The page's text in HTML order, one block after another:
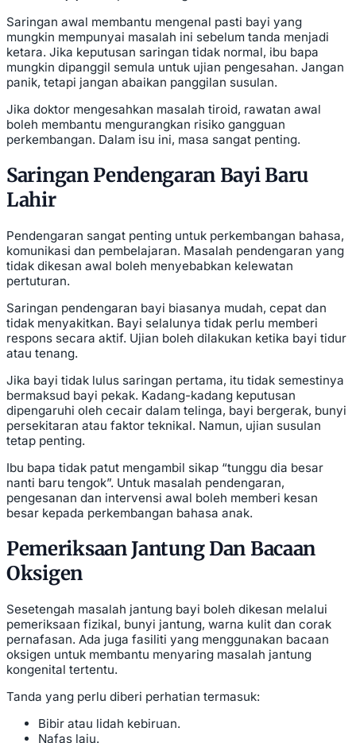
Saringan awal membantu mengenal pasti bayi yang
mungkin mempunyai masalah ini sebelum tanda menjadi
ketara. Jika keputusan saringan tidak normal, ibu bapa
mungkin dipanggil semula untuk ujian pengesahan. Jangan
panik, tetapi jangan abaikan panggilan susulan.
Jika doktor mengesahkan masalah tiroid, rawatan awal
boleh membantu mengurangkan risiko gangguan
perkembangan. Dalam isu ini, masa sangat penting.
Saringan Pendengaran Bayi Baru
Lahir
Pendengaran sangat penting untuk perkembangan bahasa,
komunikasi dan pembelajaran. Masalah pendengaran yang
tidak dikesan awal boleh menyebabkan kelewatan
pertuturan.
Saringan pendengaran bayi biasanya mudah, cepat dan
tidak menyakitkan. Bayi selalunya tidak perlu memberi
respons secara aktif. Ujian boleh dilakukan ketika bayi tidur
atau tenang.
Jika bayi tidak lulus saringan pertama, itu tidak semestinya
bermaksud bayi pekak. Kadang-kadang keputusan
dipengaruhi oleh cecair dalam telinga, bayi bergerak, bunyi
persekitaran atau faktor teknikal. Namun, ujian susulan
tetap penting.
Ibu bapa tidak patut mengambil sikap “tunggu dia besar
nanti baru tengok”. Untuk masalah pendengaran,
pengesanan dan intervensi awal boleh memberi kesan
besar kepada perkembangan bahasa anak.
Pemeriksaan Jantung Dan Bacaan
Oksigen
Sesetengah masalah jantung bayi boleh dikesan melalui
pemeriksaan fizikal, bunyi jantung, warna kulit dan corak
pernafasan. Ada juga fasiliti yang menggunakan bacaan
oksigen untuk membantu menyaring masalah jantung
kongenital tertentu.
Tanda yang perlu diberi perhatian termasuk:
Bibir atau lidah kebiruan.
Nafas laju.